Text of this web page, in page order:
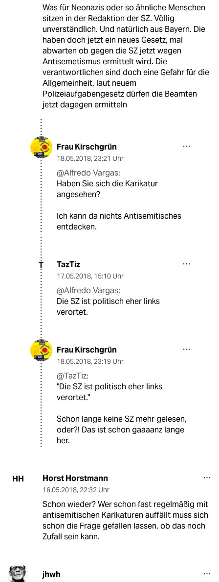
Was für Neonazis oder so ähnliche Menschen
sitzen in der Redaktion der SZ. Völlig
unverständlich. Und natürlich aus Bayern. Die
haben doch jetzt ein neues Gesetz, mal
abwarten ob gegen die SZ jetzt wegen
Antisemetismus ermittelt wird. Die
verantwortlichen sind doch eine Gefahr für die
Allgemeinheit, laut neuem
Polizeiaufgabengesetz dürfen die Beamten
jetzt dagegen ermitteln
Frau Kirschgrün
18.05.2018, 23:21 Uhr
@Alfredo Vargas:
Haben Sie sich die Karikatur
angesehen?
Ich kann da nichts Antisemitisches
entdecken.
T TazTiz
17.05.2018, 15:10 Uhr
@Alfredo Vargas:
Die SZ ist politisch eher links
verortet.
Frau Kirschgrün
18.05.2018, 23:19 Uhr
@TazTiz:
"Die SZ ist politisch eher links
verortet."
Schon lange keine SZ mehr gelesen,
oder?! Das ist schon gaaaanz lange
her.
HH Horst Horstmann
16.05.2018, 22:32 Uhr
Schon wieder? Wer schon fast regelmäßig mit
antisemitischen Karikaturen auffällt muss sich
schon die Frage gefallen lassen, ob das noch
Zufall sein kann.
jhwh